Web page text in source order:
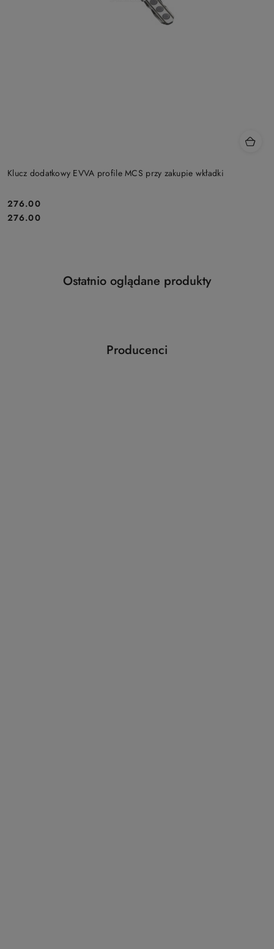
Klucz dodatkowy EVVA profile MCS przy zakupie wkładki
Cena:
276.00
Cena:
276.00
Pomiń karuzelę produktów
Produkty
Ostatnio oglądane produkty
Pomiń karuzelę producentów
Producenci